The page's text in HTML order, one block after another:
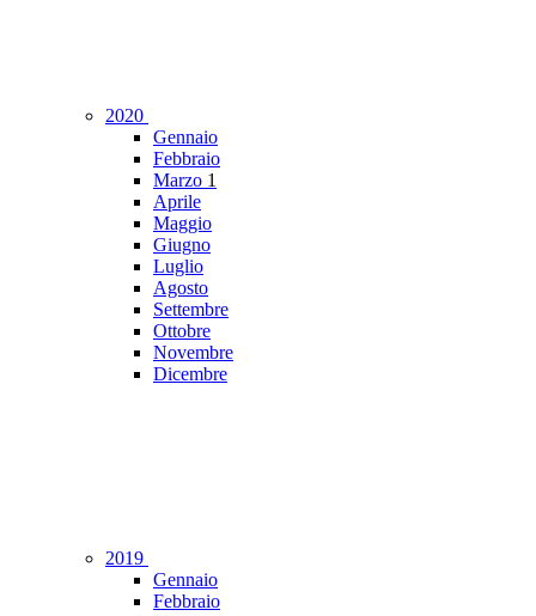
2020
Gennaio
Febbraio
Marzo 1
Aprile
Maggio
Giugno
Luglio
Agosto
Settembre
Ottobre
Novembre
Dicembre
2019
Gennaio
Febbraio